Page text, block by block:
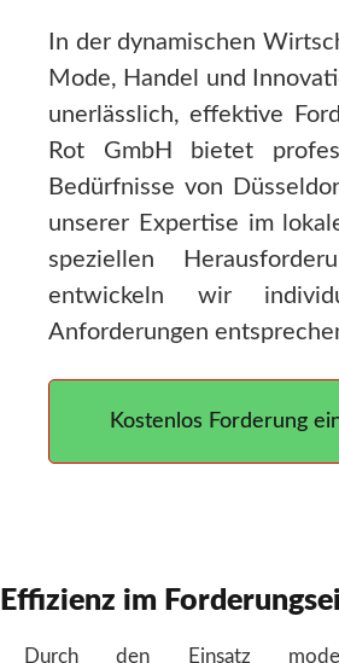
In der dynamischen
Mode, Handel und
unerlässlich, effektive
Rot GmbH bietet
Bedürfnisse von
unserer Expertise im
speziellen
entwickeln wir
Anforderungen
Kostenlos Forderung
Effizienz im
Durch den Einsatz